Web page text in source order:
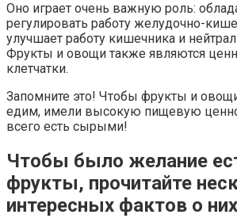
Оно играет очень важную роль:
регулировать работу желудочно-
улучшает работу кишечника и
Фрукты и овощи также являются
клетчатки.
Запомните это! Чтобы фрукты и
едим, имели высокую пищевую
всего есть сырыми!
Чтобы было желание
фрукты, прочитайте
интересных фактов о